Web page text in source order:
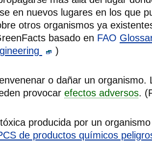
en nuevos lugares en los que
otros organismos ya
basado en FAO
)
o dañar un organismo.
provocar efectos adversos.
producida por un
de productos químicos